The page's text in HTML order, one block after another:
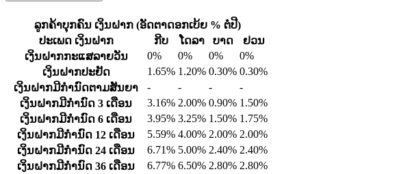
ລູກຄ້າບຸກຄົນ ເງິນຝາກ (ອັດຕາດອກເບ້ຍ % ຕໍ່ປີ)
ປະເພດ ເງິນຝາກ
ກີບ ໂດລາ ບາດ
ຢວນ
ເງິນຝາກກະແສລາຍວັນ
0% 0% 0%
0%
ເງິນຝາກປະຢັດ
1.65% 1.20% 0.30% 0.30%
ເງິນຝາກມີກຳນົດຕາມສັນຍາ
- - -
-
ເງິນຝາກມີກຳນົດ 3 ເດືອນ
3.16% 2.00% 0.90% 1.50%
ເງິນຝາກມີກຳນົດ 6 ເດືອນ
3.95% 3.25% 1.50% 1.75%
ເງິນຝາກມີກຳນົດ 12 ເດືອນ
5.59% 4.00% 2.00% 2.00%
ເງິນຝາກມີກຳນົດ 24 ເດືອນ
6.71% 5.00% 2.40% 2.40%
ເງິນຝາກມີກຳນົດ 36 ເດືອນ
6.77% 6.50% 2.80% 2.80%